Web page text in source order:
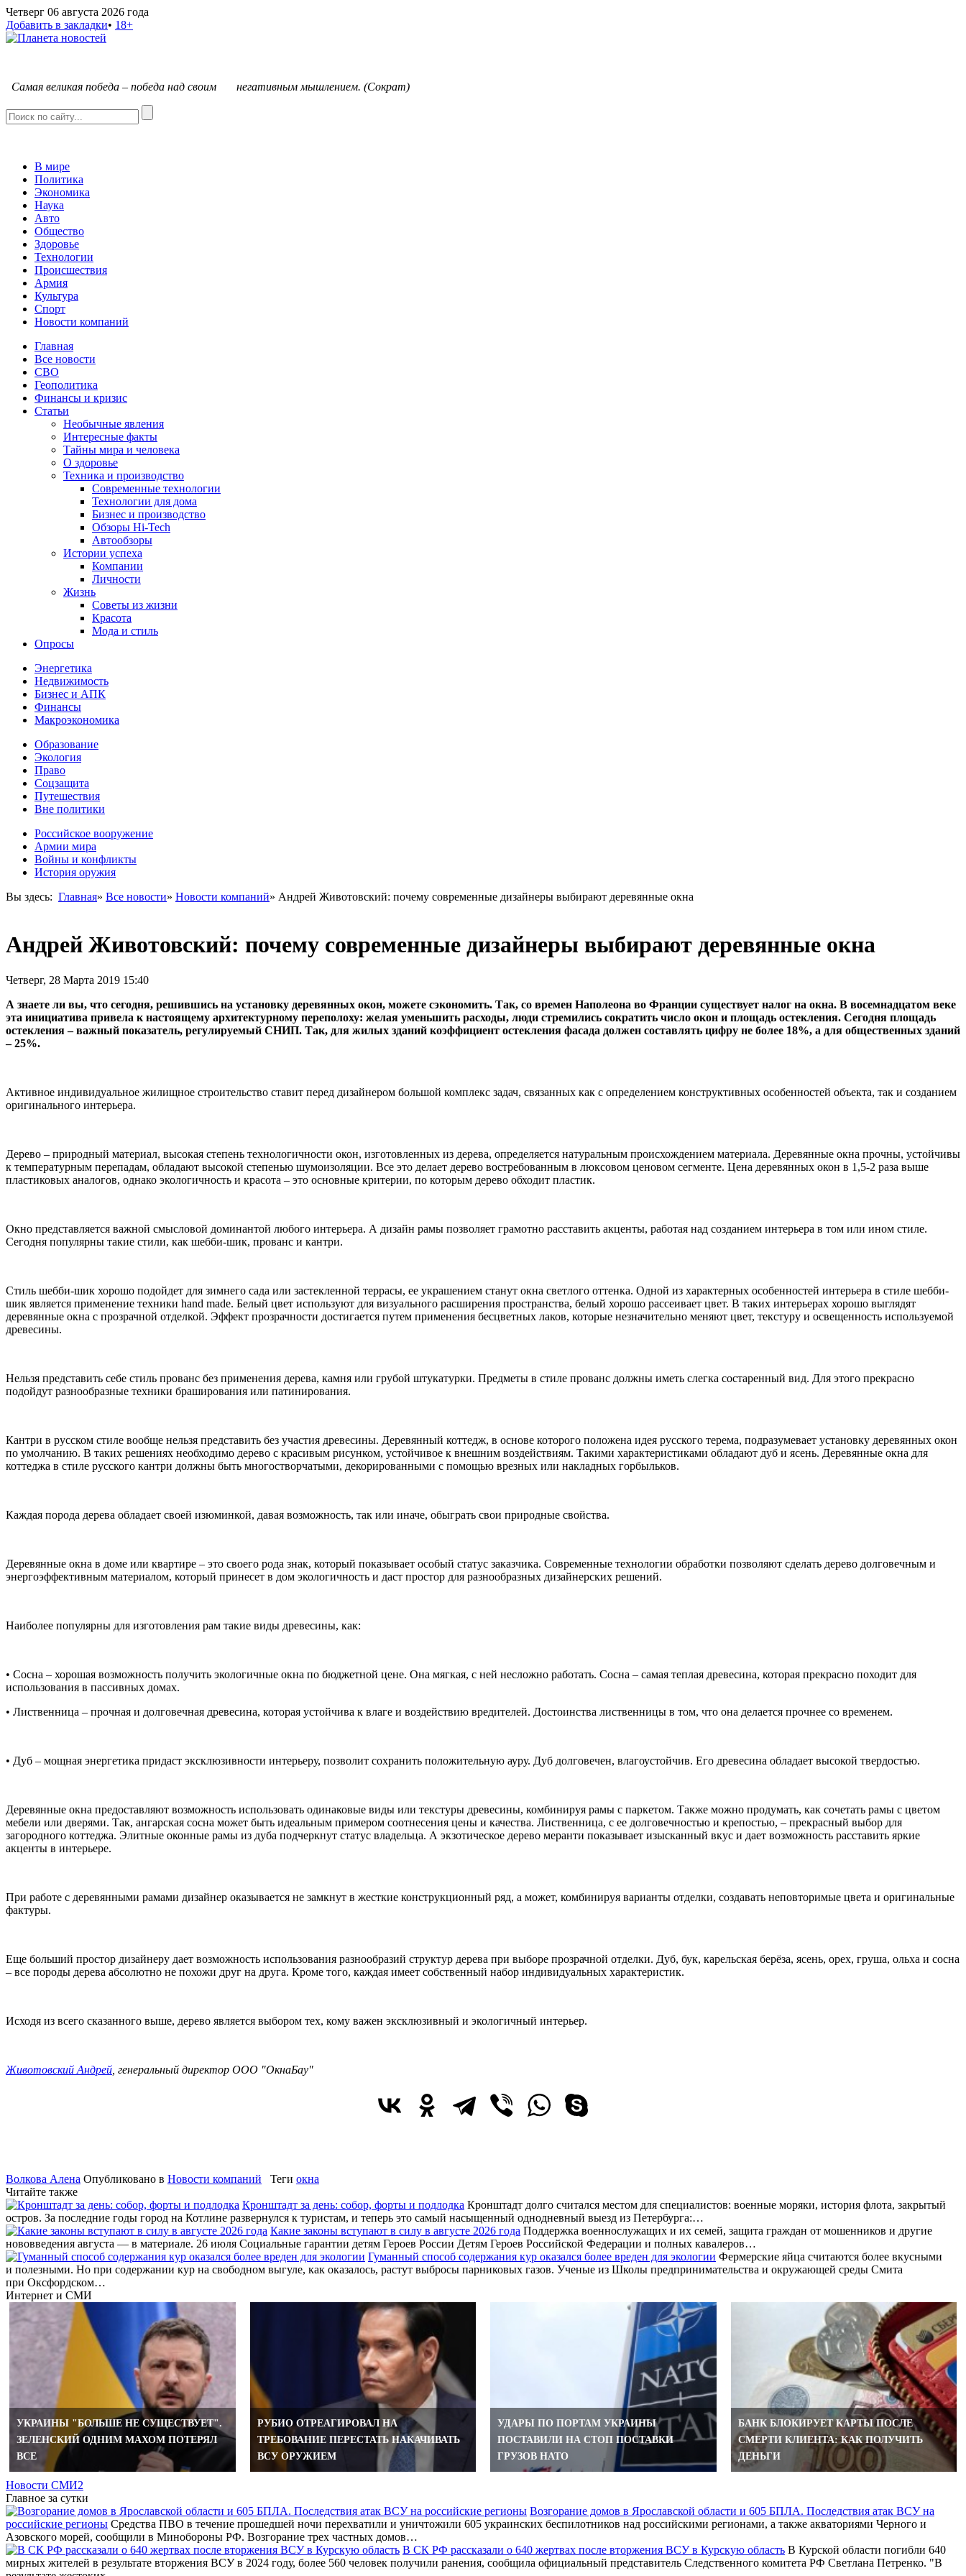
Четверг 06 августа 2026 года
Добавить в закладки• 18+
Самая великая победа – победа над своим негативным мышлением. (Сократ)
В мире
Политика
Экономика
Наука
Авто
Общество
Здоровье
Технологии
Происшествия
Армия
Культура
Спорт
Новости компаний
Главная
Все новости
СВО
Геополитика
Финансы и кризис
Статьи
Необычные явления
Интересные факты
Тайны мира и человека
О здоровье
Техника и производство
Современные технологии
Технологии для дома
Бизнес и производство
Обзоры Hi-Tech
Автообзоры
Истории успеха
Компании
Личности
Жизнь
Советы из жизни
Красота
Мода и стиль
Опросы
Энергетика
Недвижимость
Бизнес и АПК
Финансы
Макроэкономика
Образование
Экология
Право
Соцзащита
Путешествия
Вне политики
Российское вооружение
Армии мира
Войны и конфликты
История оружия
Вы здесь: Главная» Все новости» Новости компаний» Андрей Животовский: почему современные дизайнеры выбирают деревянные окна
Андрей Животовский: почему современные дизайнеры выбирают деревянные окна
Четверг, 28 Марта 2019 15:40
А знаете ли вы, что сегодня, решившись на установку деревянных окон, можете сэкономить. Так, со времен Наполеона во Франции существует налог на окна. В восемнадцатом веке
эта инициатива привела к настоящему архитектурному переполоху: желая уменьшить расходы, люди стремились сократить число окон и площадь остекления. Сегодня площадь
остекления – важный показатель, регулируемый СНИП. Так, для жилых зданий коэффициент остекления фасада должен составлять цифру не более 18%, а для общественных зданий
– 25%.
Активное индивидуальное жилищное строительство ставит перед дизайнером большой комплекс задач, связанных как с определением конструктивных особенностей объекта, так и созданием
оригинального интерьера.
Дерево – природный материал, высокая степень технологичности окон, изготовленных из дерева, определяется натуральным происхождением материала. Деревянные окна прочны, устойчивы
к температурным перепадам, обладают высокой степенью шумоизоляции. Все это делает дерево востребованным в люксовом ценовом сегменте. Цена деревянных окон в 1,5-2 раза выше
пластиковых аналогов, однако экологичность и красота – это основные критерии, по которым дерево обходит пластик.
Окно представляется важной смысловой доминантой любого интерьера. А дизайн рамы позволяет грамотно расставить акценты, работая над созданием интерьера в том или ином стиле.
Сегодня популярны такие стили, как шебби-шик, прованс и кантри.
Стиль шебби-шик хорошо подойдет для зимнего сада или застекленной террасы, ее украшением станут окна светлого оттенка. Одной из характерных особенностей интерьера в стиле шебби-
шик является применение техники hand made. Белый цвет используют для визуального расширения пространства, белый хорошо рассеивает цвет. В таких интерьерах хорошо выглядят
деревянные окна с прозрачной отделкой. Эффект прозрачности достигается путем применения бесцветных лаков, которые незначительно меняют цвет, текстуру и освещенность используемой
древесины.
Нельзя представить себе стиль прованс без применения дерева, камня или грубой штукатурки. Предметы в стиле прованс должны иметь слегка состаренный вид. Для этого прекрасно
подойдут разнообразные техники браширования или патинирования.
Кантри в русском стиле вообще нельзя представить без участия древесины. Деревянный коттедж, в основе которого положена идея русского терема, подразумевает установку деревянных окон
по умолчанию. В таких решениях необходимо дерево с красивым рисунком, устойчивое к внешним воздействиям. Такими характеристиками обладают дуб и ясень. Деревянные окна для
коттеджа в стиле русского кантри должны быть многостворчатыми, декорированными с помощью врезных или накладных горбыльков.
Каждая порода дерева обладает своей изюминкой, давая возможность, так или иначе, обыграть свои природные свойства.
Деревянные окна в доме или квартире – это своего рода знак, который показывает особый статус заказчика. Современные технологии обработки позволяют сделать дерево долговечным и
энергоэффективным материалом, который принесет в дом экологичность и даст простор для разнообразных дизайнерских решений.
Наиболее популярны для изготовления рам такие виды древесины, как:
• Сосна – хорошая возможность получить экологичные окна по бюджетной цене. Она мягкая, с ней несложно работать. Сосна – самая теплая древесина, которая прекрасно походит для
использования в пассивных домах.
• Лиственница – прочная и долговечная древесина, которая устойчива к влаге и воздействию вредителей. Достоинства лиственницы в том, что она делается прочнее со временем.
• Дуб – мощная энергетика придаст эксклюзивности интерьеру, позволит сохранить положительную ауру. Дуб долговечен, влагоустойчив. Его древесина обладает высокой твердостью.
Деревянные окна предоставляют возможность использовать одинаковые виды или текстуры древесины, комбинируя рамы с паркетом. Также можно продумать, как сочетать рамы с цветом
мебели или дверями. Так, ангарская сосна может быть идеальным примером соотнесения цены и качества. Лиственница, с ее долговечностью и крепостью, – прекрасный выбор для
загородного коттеджа. Элитные оконные рамы из дуба подчеркнут статус владельца. А экзотическое дерево меранти показывает изысканный вкус и дает возможность расставить яркие
акценты в интерьере.
При работе с деревянными рамами дизайнер оказывается не замкнут в жесткие конструкционный ряд, а может, комбинируя варианты отделки, создавать неповторимые цвета и оригинальные
фактуры.
Еще больший простор дизайнеру дает возможность использования разнообразий структур дерева при выборе прозрачной отделки. Дуб, бук, карельская берёза, ясень, орех, груша, ольха и сосна
– все породы дерева абсолютно не похожи друг на друга. Кроме того, каждая имеет собственный набор индивидуальных характеристик.
Исходя из всего сказанного выше, дерево является выбором тех, кому важен эксклюзивный и экологичный интерьер.
Животовский Андрей , генеральный директор ООО "ОкнаБау"
Волкова Алена Опубликовано в Новости компаний Теги окна
Читайте также
Кронштадт за день: собор, форты и подлодка Кронштадт долго считался местом для специалистов: военные моряки, история флота, закрытый
остров. За последние годы город на Котлине развернулся к туристам, и теперь это самый насыщенный однодневный выезд из Петербурга:…
Какие законы вступают в силу в августе 2026 года Поддержка военнослужащих и их семей, защита граждан от мошенников и другие
нововведения августа — в материале. 26 июля Социальные гарантии детям Героев России Детям Героев Российской Федерации и полных кавалеров…
Гуманный способ содержания кур оказался более вреден для экологии Фермерские яйца считаются более вкусными
и полезными. Но при содержании кур на свободном выгуле, как оказалось, растут выбросы парниковых газов. Ученые из Школы предпринимательства и окружающей среды Смита
при Оксфордском…
Интернет и СМИ
УКРАИНЫ "БОЛЬШЕ НЕ СУЩЕСТВУЕТ".
ЗЕЛЕНСКИЙ ОДНИМ МАХОМ ПОТЕРЯЛ
ВСЕ
РУБИО ОТРЕАГИРОВАЛ НА
ТРЕБОВАНИЕ ПЕРЕСТАТЬ НАКАЧИВАТЬ
ВСУ ОРУЖИЕМ
УДАРЫ ПО ПОРТАМ УКРАИНЫ
ПОСТАВИЛИ НА СТОП ПОСТАВКИ
ГРУЗОВ НАТО
БАНК БЛОКИРУЕТ КАРТЫ ПОСЛЕ
СМЕРТИ КЛИЕНТА: КАК ПОЛУЧИТЬ
ДЕНЬГИ
Новости СМИ2
Главное за сутки
Возгорание домов в Ярославской области и 605 БПЛА. Последствия атак ВСУ на
российские регионы Средства ПВО в течение прошедшей ночи перехватили и уничтожили 605 украинских беспилотников над российскими регионами, а также акваториями Черного и
Азовского морей, сообщили в Минобороны РФ. Возгорание трех частных домов…
В СК РФ рассказали о 640 жертвах после вторжения ВСУ в Курскую область В Курской области погибли 640
мирных жителей в результате вторжения ВСУ в 2024 году, более 560 человек получили ранения, сообщила официальный представитель Следственного комитета РФ Светлана Петренко. "В